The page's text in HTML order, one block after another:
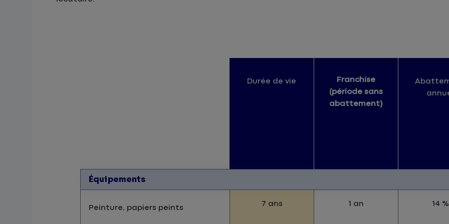
Durée de vie
Franchise
(période sans
abattement)
Équipements
Peinture, papiers peints 7 ans 1 an 14 %